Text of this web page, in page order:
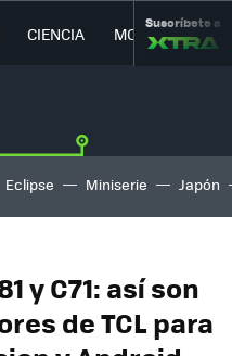
CIENCIA MOVILIDAD
Suscríbete a
Eclipse Miniserie Japón
y C71: así son
de TCL para